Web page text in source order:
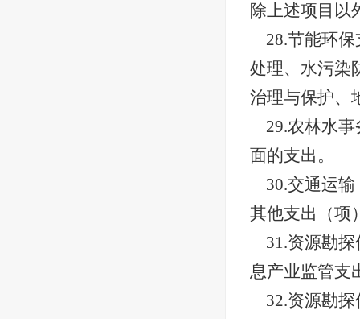
除上述项目以
28.节能环
处理、水污染
治理与保护、
29.农林水
面的支出。
30.交通运
其他支出（项
31.资源勘
息产业监管支
32.资源勘